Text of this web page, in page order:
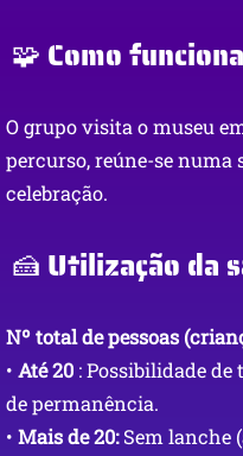
🧩 Como funciona
O grupo visita o museu
percurso, reúne-se numa
celebração.
🍰 Utilização da
Nº total de pessoas
• Até 20 : Possibilidade
de permanência.
• Mais de 20:Sem lanche